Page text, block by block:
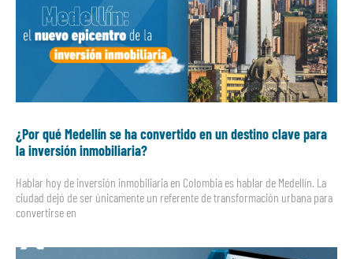
¿Por qué Medellín se ha convertido en un destino clave para
la inversión inmobiliaria?
Hablar hoy de inversión inmobiliaria en Colombia es hablar de Medellín. La
ciudad dejó de ser únicamente un referente de transformación urbana para
convertirse en